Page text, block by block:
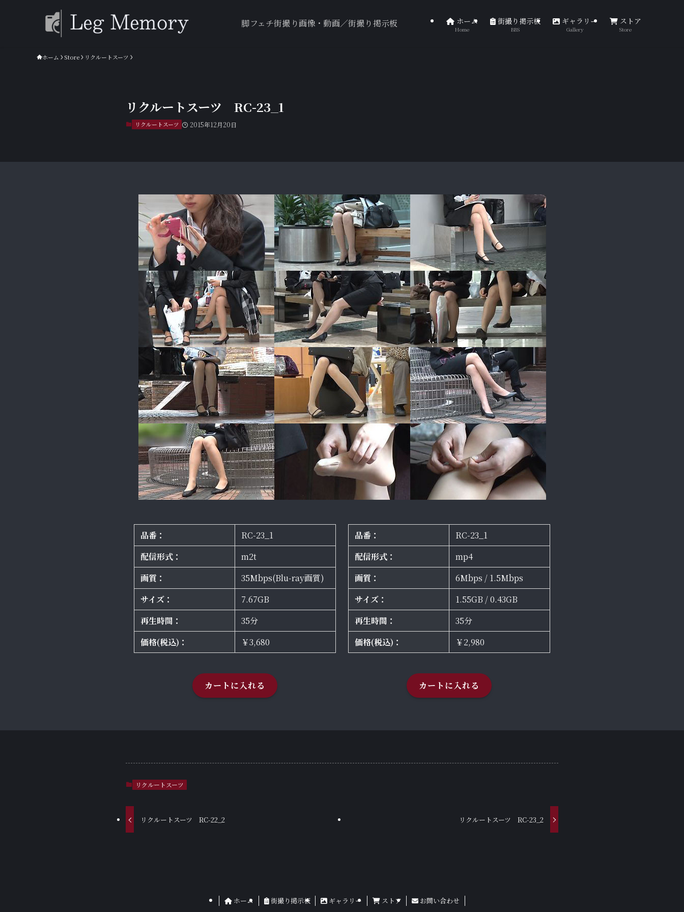
脚フェチ街撮り画像・動画／街撮り掲示板 ホーム
Home
街撮り掲示板
BBS
ギャラリー
Gallery
ストア
Store
ホーム Store リクルートスーツ
リクルートスーツ RC-23_1
リクルートスーツ 2015年12月20日
品番：
RC-23_1
配信形式：
m2t
画質：
35Mbps(Blu-ray画質)
サイズ：
7.67GB
再生時間：
35分
価格(税込)：
￥3,680
カートに入れる
品番：
RC-23_1
配信形式：
mp4
画質：
6Mbps / 1.5Mbps
サイズ：
1.55GB / 0.43GB
再生時間：
35分
価格(税込)：
￥2,980
カートに入れる
リクルートスーツ
リクルートスーツ RC-22_2 リクルートスーツ RC-23_2
ホーム 街撮り掲示板 ギャラリー ストア お問い合わせ